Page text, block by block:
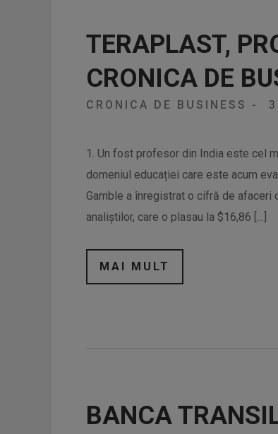
TERAPLAST,
CRONICA DE
CRONICA DE BUSINESS -
1. Un fost profesor din India este cel
domeniul educației care este acum
Gamble a înregistrat o cifră de
analiștilor, care o plasau la $16,86 […]
MAI MULT
BANCA